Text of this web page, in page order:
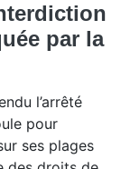
par la
l’arrêté
pour
ses plages